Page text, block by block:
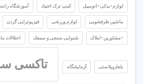
لوازم+یدکی+اتومبیل کمپ ترک اعتیاد آموزشگاه
ماشین ظرفشویی لوازم ورزشی فیزیوتراپی گردن
+مشاورین+املاک شنوایی سنجی و سمعک اختلالات
بلفاروپلاستی آزمایشگاه تاکسی